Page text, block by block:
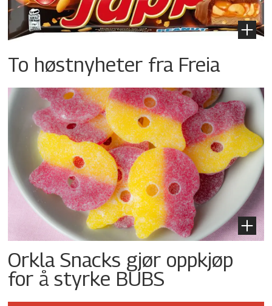
To høstnyheter fra Freia
Orkla Snacks gjør oppkjøp
for å styrke BUBS